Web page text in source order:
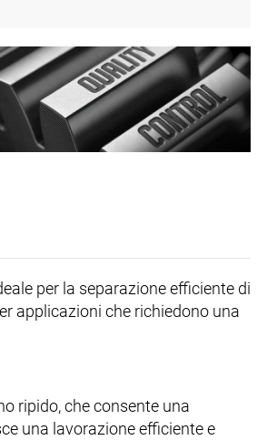
per la separazione efficiente di
applicazioni che richiedono una
ripido, che consente una
una lavorazione efficiente e